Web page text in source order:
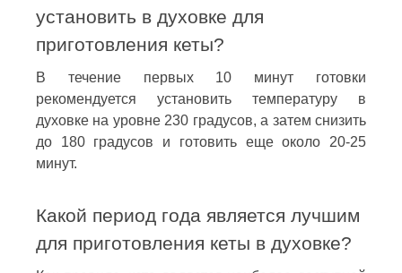
установить в духовке для
приготовления кеты?
В течение первых 10 минут готовки
рекомендуется установить температуру в
духовке на уровне 230 градусов, а затем снизить
до 180 градусов и готовить еще около 20-25
минут.
Какой период года является лучшим
для приготовления кеты в духовке?